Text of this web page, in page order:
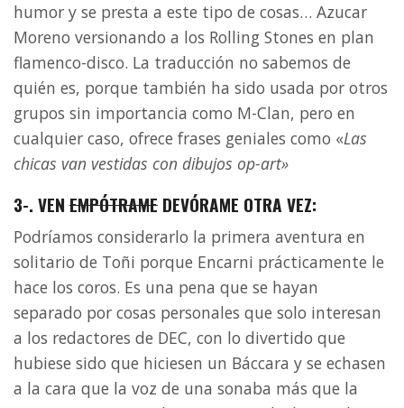
humor y se presta a este tipo de cosas… Azucar
Moreno versionando a los Rolling Stones en plan
flamenco-disco. La traducción no sabemos de
quién es, porque también ha sido usada por otros
grupos sin importancia como M-Clan, pero en
cualquier caso, ofrece frases geniales como «Las
chicas van vestidas con dibujos op-art»
3-. VEN EMPÓTRAME DEVÓRAME OTRA VEZ:
Podríamos considerarlo la primera aventura en
solitario de Toñi porque Encarni prácticamente le
hace los coros. Es una pena que se hayan
separado por cosas personales que solo interesan
a los redactores de DEC, con lo divertido que
hubiese sido que hiciesen un Báccara y se echasen
a la cara que la voz de una sonaba más que la